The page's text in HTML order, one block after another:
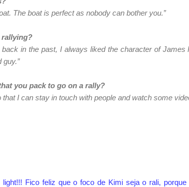
The boat is perfect as nobody can bother you.”
rallying?
back in the past, I always liked the character of
guy.”
you pack to go on a rally?
I can stay in touch with people and watch some
Fico feliz que o foco de Kimi seja o rali,